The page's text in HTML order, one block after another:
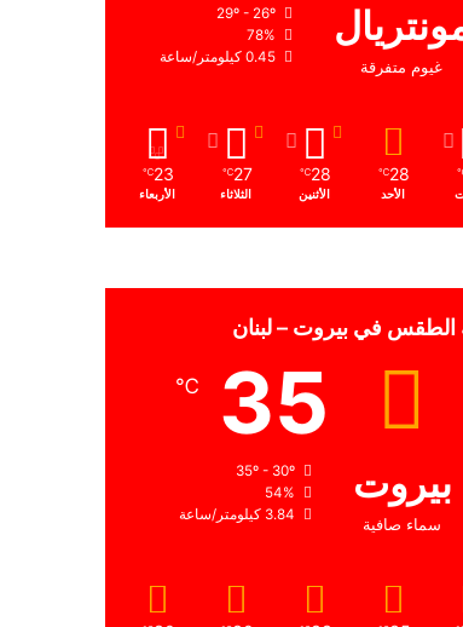
غيوم متفرقة
29º - 26º
78%
0.45 كيلومتر/ساعة
28
℃
الأحد
28
℃
الأثنين
27
℃
الثلاثاء
23
℃
الأربعاء
الطقس في بيروت – لبنان
بيروت
سماء صافية
35
℃
35º - 30º
54%
3.84 كيلومتر/ساعة